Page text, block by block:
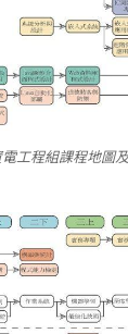
工程組課程地圖